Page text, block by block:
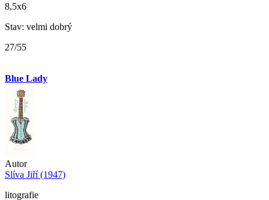
8,5x6
Stav: velmi dobrý
27/55
Blue Lady
Autor
Slíva Jiří (1947)
litografie